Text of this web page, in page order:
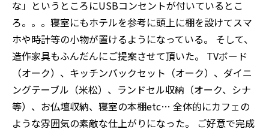
な」というところにUSBコンセントが付いているとこ
ろ。。。寝室にもホテルを参考に頭上に棚を設けてスマ
ホや時計等の小物が置けるようになっている。 そして、
造作家具もふんだんにご提案させて頂いた。 TVボード
（オーク）、キッチンバックセット（オーク）、ダイニ
ングテーブル（米松）、ランドセル収納（オーク、シナ
等）、お仏壇収納、寝室の本棚etc… 全体的にカフェの
ような雰囲気の素敵な仕上がりになった。 ご好意で完成